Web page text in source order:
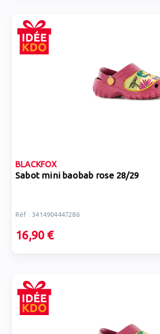
BLACKFOX
Sabot mini baobab rose 28/29
Réf : 3414904447286
16,90 €